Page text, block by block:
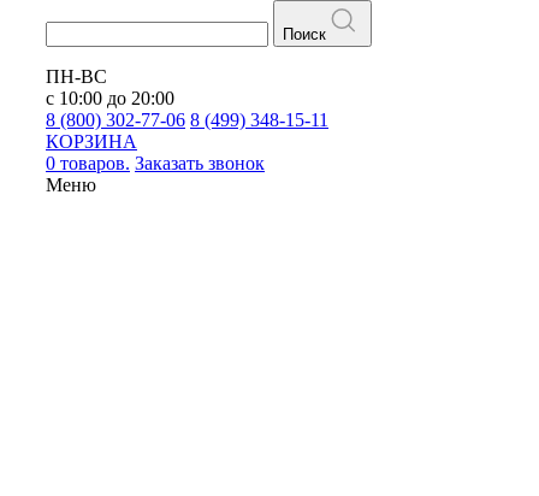
Поиск
ПН-ВС
с 10:00 до 20:00
8 (800) 302-77-06 8 (499) 348-15-11
КОРЗИНА
0 товаров. Заказать звонок
Меню